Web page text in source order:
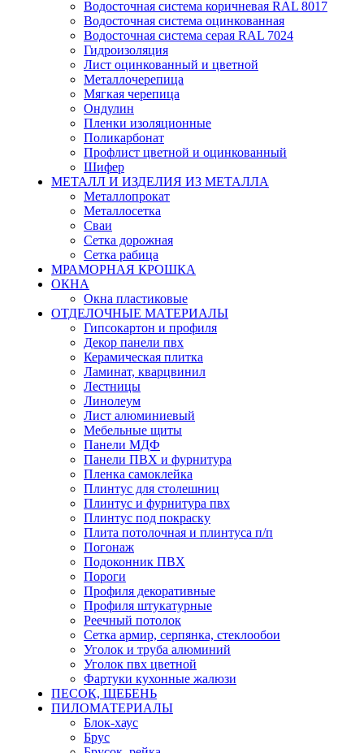
Водосточная система коричневая RAL 8017
Водосточная система оцинкованная
Водосточная система серая RAL 7024
Гидроизоляция
Лист оцинкованный и цветной
Металлочерепица
Мягкая черепица
Ондулин
Пленки изоляционные
Поликарбонат
Профлист цветной и оцинкованный
Шифер
МЕТАЛЛ И ИЗДЕЛИЯ ИЗ МЕТАЛЛА
Металлопрокат
Металлосетка
Сваи
Сетка дорожная
Сетка рабица
МРАМОРНАЯ КРОШКА
ОКНА
Окна пластиковые
ОТДЕЛОЧНЫЕ МАТЕРИАЛЫ
Гипсокартон и профиля
Декор панели пвх
Керамическая плитка
Ламинат, кварцвинил
Лестницы
Линолеум
Лист алюминиевый
Мебельные щиты
Панели МДФ
Панели ПВХ и фурнитура
Пленка самоклейка
Плинтус для столешниц
Плинтус и фурнитура пвх
Плинтус под покраску
Плита потолочная и плинтуса п/п
Погонаж
Подоконник ПВХ
Пороги
Профиля декоративные
Профиля штукатурные
Реечный потолок
Сетка армир, серпянка, стеклообои
Уголок и труба алюминий
Уголок пвх цветной
Фартуки кухонные жалюзи
ПЕСОК, ЩЕБЕНЬ
ПИЛОМАТЕРИАЛЫ
Блок-хаус
Брус